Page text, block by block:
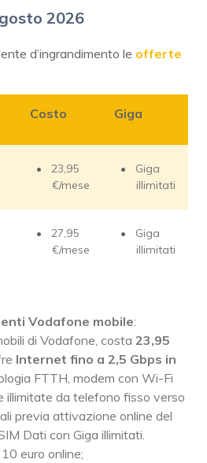
2026
d’ingrandimento le offerte
Costo Giga
23,95
€/mese
Giga
illimitati
27,95
€/mese
Giga
illimitati
Vodafone mobile:
di Vodafone, costa 23,95
Internet fino a 2,5 Gbps in
FTTH, modem con Wi-Fi
illimitate da telefono fisso verso
previa attivazione online del
Dati con Giga illimitati.
euro online;